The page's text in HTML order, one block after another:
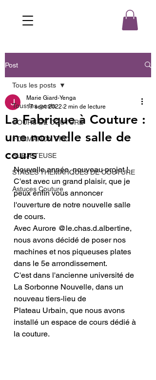
Post
Tous les posts
COURS DE COUTURE
FORMATION PRO
SURJETEUSE
STAGES THEMATIQUES DE COUTURE
Astuces Couture
Tous les posts
La Fabrique à Couture :
une nouvelle salle de
cours
Marie Giard-Yenga
17 sept. 2022 2 min de lecture
Nouvelle année, nouveau projet !
C'est avec un grand plaisir, que je
peux enfin vous annoncer
l'ouverture de notre nouvelle salle
de cours.
Avec Aurore @le.chas.d.albertine,
nous avons décidé de poser nos
machines et nos piqueuses plates
dans le 5e arrondissement.
C'est dans l'ancienne université de
La Sorbonne Nouvelle, dans un
nouveau tiers-lieu de
Plateau Urbain, que nous avons
installé un espace de cours dédié à
la couture.